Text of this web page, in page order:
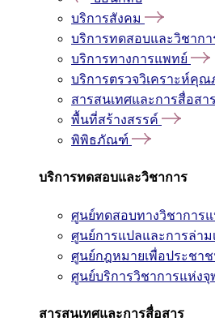
บริการสังคม
บริการทดสอบและวิชากา
บริการทางการแพทย์
บริการตรวจวิเคราะห์คุณ
สารสนเทศและการสื่อสาร
พื้นที่สร้างสรรค์
พิพิธภัณฑ์
บริการทดสอบและวิชาการ
ศูนย์ทดสอบทางวิชาการแ
ศูนย์การแปลและการล่าม
ศูนย์กฎหมายเพื่อประชา
ศูนย์บริการวิชาการแห่ง
สารสนเทศและการสื่อสาร